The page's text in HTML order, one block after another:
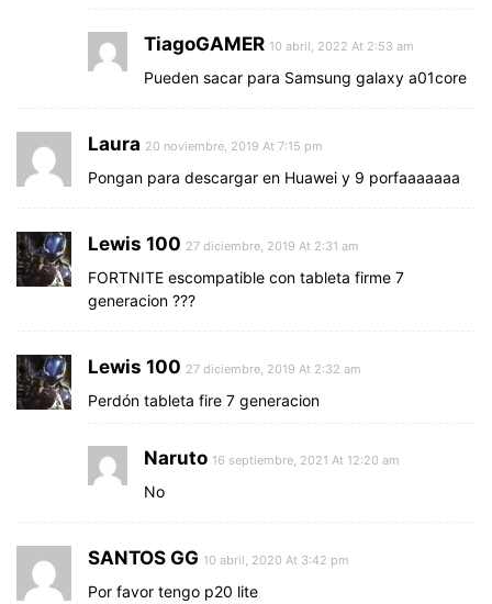
TiagoGAMER 10 abril, 2022 At 2:53 am
Pueden sacar para Samsung galaxy a01core
Laura 20 noviembre, 2019 At 7:15 pm
Pongan para descargar en Huawei y 9 porfaaaaaaa
Lewis 100 27 diciembre, 2019 At 2:31 am
FORTNITE escompatible con tableta firme 7
generacion ???
Lewis 100 27 diciembre, 2019 At 2:32 am
Perdón tableta fire 7 generacion
Naruto 16 septiembre, 2021 At 12:20 am
No
SANTOS GG 10 abril, 2020 At 3:42 pm
Por favor tengo p20 lite